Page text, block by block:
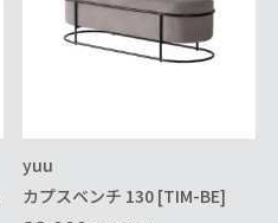
yuu
カプスベンチ 130 [TIM-BE]